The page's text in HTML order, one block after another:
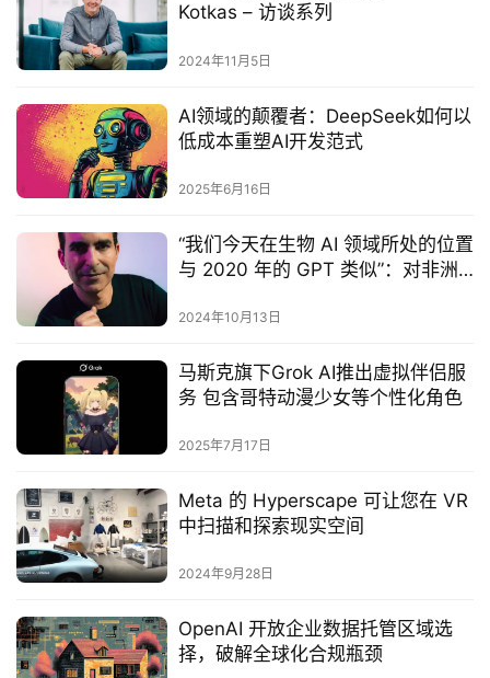
Kotkas – 访谈系列
2024年11月5日
AI领域的颠覆者：DeepSeek如何以
低成本重塑AI开发范式‌
2025年6月16日
“我们今天在生物 AI 领域所处的位置
与 2020 年的 GPT 类似”：对非洲
2024年10月13日
马斯克旗下Grok AI推出虚拟伴侣服
务 包含哥特动漫少女等个性化角色‌
2025年7月17日
Meta 的 Hyperscape 可让您在 VR
中扫描和探索现实空间
2024年9月28日
OpenAI 开放企业数据托管区域选
择，破解全球化合规瓶颈